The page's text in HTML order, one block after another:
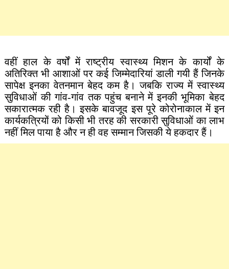
वहीं हाल के वर्षों में राष्ट्रीय स्वास्थ्य मिशन के कार्यों के
अतिरिक्त भी आशाओं पर कई जिम्मेदारियां डाली गयी हैं जिनके
सापेक्ष इनका वेतनमान बेहद कम है। जबकि राज्य में स्वास्थ्य
सुविधाओं की गांव-गांव तक पहुंच बनाने में इनकी भूमिका बेहद
सकारात्मक रही है। इसके बावजूद इस पूरे कोरोनाकाल में इन
कार्यकत्रियों को किसी भी तरह की सरकारी सुविधाओं का लाभ
नहीं मिल पाया है और न ही वह सम्मान जिसकी ये हकदार हैं।